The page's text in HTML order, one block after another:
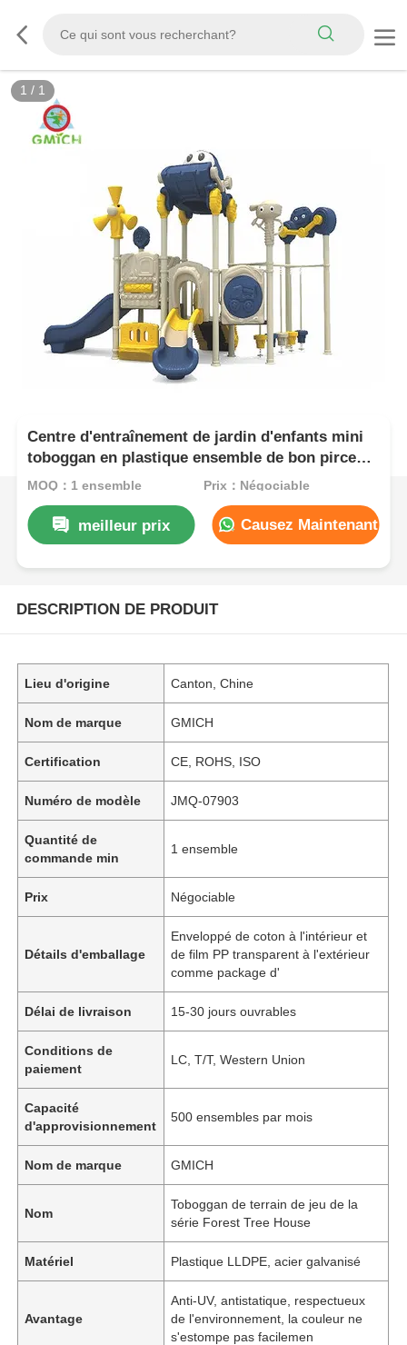
1 / 1
Centre d'entraînement de jardin d'enfants mini
toboggan en plastique ensemble de bon pirce
équipement de terrain de jeu en plein air jouets
MOQ：1 ensemble Prix：Négociable
meilleur prix Causez Maintenant
DESCRIPTION DE PRODUIT
Lieu d'origine Canton, Chine
Nom de marque GMICH
Certification CE, ROHS, ISO
Numéro de modèle JMQ-07903
Quantité de
commande min
1 ensemble
Prix Négociable
Détails d'emballage
Enveloppé de coton à l'intérieur et
de film PP transparent à l'extérieur
comme package d'
Délai de livraison 15-30 jours ouvrables
Conditions de
paiement
LC, T/T, Western Union
Capacité
d'approvisionnement
500 ensembles par mois
Nom de marque GMICH
Nom
Toboggan de terrain de jeu de la
série Forest Tree House
Matériel Plastique LLDPE, acier galvanisé
Avantage
Anti-UV, antistatique, respectueux
de l'environnement, la couleur ne
s'estompe pas facilemen